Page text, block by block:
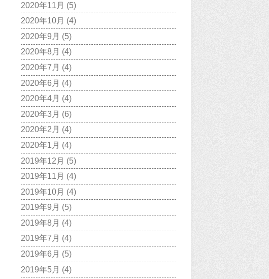
2020年11月 (5)
2020年10月 (4)
2020年9月 (5)
2020年8月 (4)
2020年7月 (4)
2020年6月 (4)
2020年4月 (4)
2020年3月 (6)
2020年2月 (4)
2020年1月 (4)
2019年12月 (5)
2019年11月 (4)
2019年10月 (4)
2019年9月 (5)
2019年8月 (4)
2019年7月 (4)
2019年6月 (5)
2019年5月 (4)